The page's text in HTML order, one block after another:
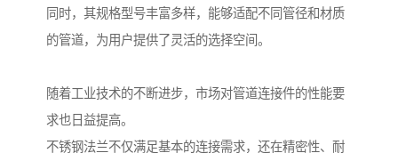
同时，其规格型号丰富多样，能够适配不同管径和材质
的管道，为用户提供了灵活的选择空间。
随着工业技术的不断进步，市场对管道连接件的性能要
求也日益提高。
不锈钢法兰不仅满足基本的连接需求，还在精密性、耐